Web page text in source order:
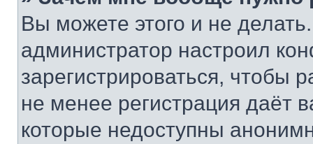
Вы можете этого и не
администратор настроил
зарегистрироваться, чтобы
не менее регистрация даёт
которые недоступны